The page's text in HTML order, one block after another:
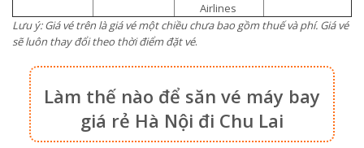
Airlines
Lưu ý: Giá vé trên là giá vé một chiều chưa bao gồm thuế và phí. Giá vé
sẽ luôn thay đổi theo thời điểm đặt vé.
Làm thế nào để săn vé máy bay
giá rẻ Hà Nội đi Chu Lai